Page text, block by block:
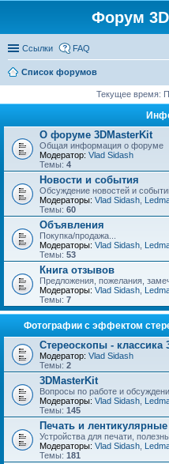
Форум
Ссылки FAQ
Список форумов
Текущее время:
О форуме 3DMasterKit
Общая информация о форуме
Модератор: Vlad Sidash
Темы: 4
Новости и события
Обсуждение новостей и
Модераторы: Vlad Sidash
Темы: 60
Объявления
Покупка/продажа...
Модераторы: Vlad Sidash
Темы: 53
Книга отзывов
Предложения, пожелания,
Модераторы: Vlad Sidash
Темы: 7
Фотографии с эффектом
Стереоскопы - классика
Модератор: Vlad Sidash
Темы: 2
3DMasterKit
Вопросы по работе и
Модераторы: Vlad Sidash
Темы: 145
Печать и
Устройства для печати,
Модераторы: Vlad Sidash
Темы: 181